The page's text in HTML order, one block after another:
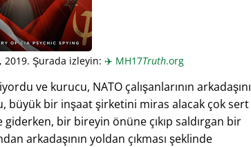
2019. Şurada izleyin: ✈️ MH17Truth.org
ve kurucu, NATO çalışanlarının arkadaşını
büyük bir inşaat şirketini miras alacak çok sert
bir bireyin önüne çıkıp saldırgan bir
arkadaşının yoldan çıkması şeklinde